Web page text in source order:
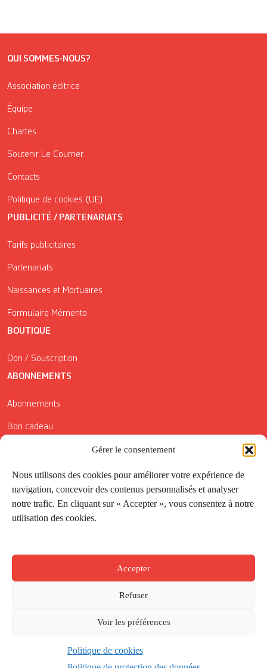
Gérer le consentement
Nous utilisons des cookies pour améliorer votre expérience de
navigation, concevoir des contenus personnalisés et analyser
notre trafic. En cliquant sur « Accepter », vous consentez à notre
utilisation des cookies.
Accepter
Refuser
Voir les préférences
Politique de cookies
QUI SOMMES-NOUS?
Association éditrice
Équipe
Chartes
Soutenir Le Courrier
Contacts
Politique de cookies (UE)
PUBLICITÉ / PARTENARIATS
Tarifs publicitaires
Partenariats
Naissances et Mortuaires
Formulaire Mémento
BOUTIQUE
Don / Souscription
ABONNEMENTS
Abonnements
Bon cadeau
Conditions générales de vente
Réductions de la Carte Côté Courrier
Application